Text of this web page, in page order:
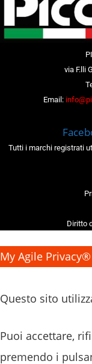
via F.lli
Email:
Tutti i marchi registrati
Diritto
My Agile Privacy®
Questo sito
Puoi accettare,
premendo i